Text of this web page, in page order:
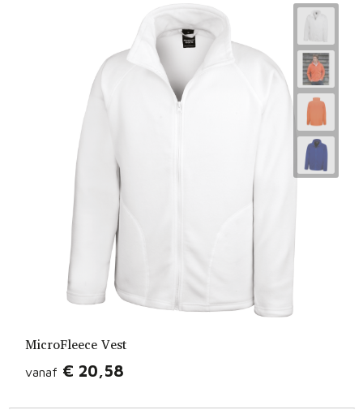
MicroFleece Vest
vanaf € 20,58